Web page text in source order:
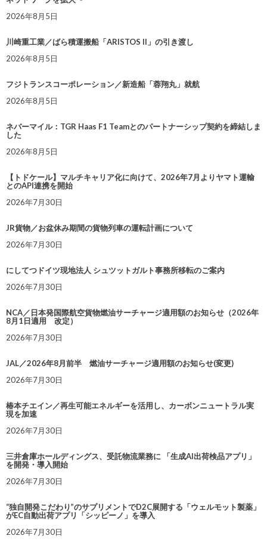
2026年8月5日
川崎重工業／ばら積運搬船「ARISTOS II」の引き渡し
2026年8月5日
フジトランスコーポレーション／新造船「蓉翔丸」就航
2026年8月5日
ネバーマイル：TGR Haas F1 Teamとのパートナーシップ契約を締結しま
した
2026年8月5日
【トドケール】マルチキャリア化に向けて、2026年7月よりヤマト運輸
とのAPI連携を開始
2026年7月30日
JR貨物／お盆休み期間の貨物列車の運転計画について
2026年7月30日
にしてつドイツ現地法人 シュツットガルト事務所移転のご案内
2026年7月30日
NCA／日本発国際航空貨物燃油サーチャージ適用額のお知らせ（2026年
8月1日適用 改定）
2026年7月30日
JAL／2026年8月前半 燃油サーチャージ適用額のお知らせ(変更)
2026年7月30日
椿本チエイン／再生可能エネルギーを活用し、カーボンニュートラル実
現を加速
2026年7月30日
三井倉庫ホールディングス、受託物流業務に 「生成AI出荷検品アプリ」
を開発・導入開始
2026年7月30日
“独自開発こだわり”のサプリメントでD2C展開する「ウェルモット製薬」
がEC自動出荷アプリ「シッピーノ」を導入
2026年7月30日